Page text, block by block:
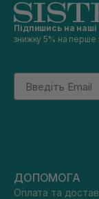
Підпишись на наші
знижку 5% на перше
Email
ДОПОМОГА
Оплата та